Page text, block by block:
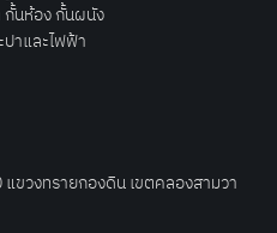
กั้นห้อง กั้นผนัง
ปาและไฟฟ้า
ขวงทรายกองดิน เขตคลองสามวา